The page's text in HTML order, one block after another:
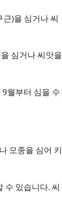
)을 심거나 씨
심거나 씨앗을
월부터 심을 수
모종을 심어 키
수 있습니다. 씨